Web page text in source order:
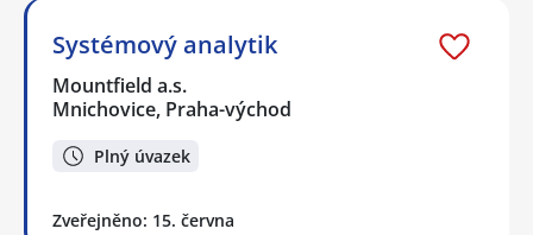
Systémový analytik
Mountfield a.s.
Mnichovice, Praha-východ
Plný úvazek
Zveřejněno: 15. června